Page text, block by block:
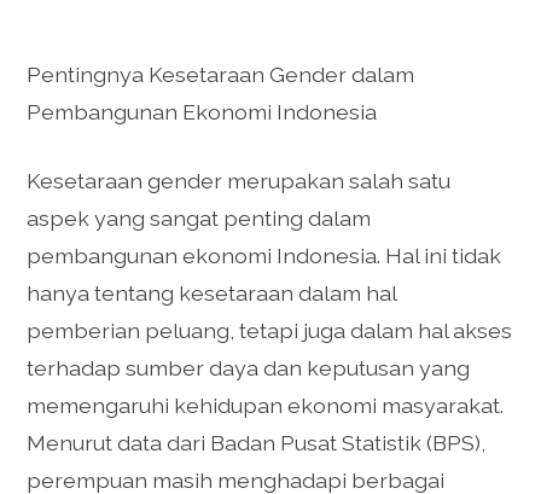
Pentingnya Kesetaraan Gender dalam
Pembangunan Ekonomi Indonesia
Kesetaraan gender merupakan salah satu
aspek yang sangat penting dalam
pembangunan ekonomi Indonesia. Hal ini tidak
hanya tentang kesetaraan dalam hal
pemberian peluang, tetapi juga dalam hal akses
terhadap sumber daya dan keputusan yang
memengaruhi kehidupan ekonomi masyarakat.
Menurut data dari Badan Pusat Statistik (BPS),
perempuan masih menghadapi berbagai